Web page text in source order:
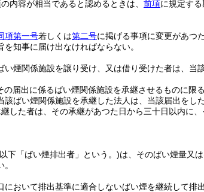
内容が相当であると認めるときは、 前項に規定す
項第一号若しくは第二号に掲げる事項に変更があつ
知事に届け出なければならない。
煙関係施設を譲り受け、又は借り受けた者は、当
の届出に係るばい煙関係施設を承継させるものに限
ばい煙関係施設を承継した法人は、当該届出をし
した者は、その承継があつた日から三十日以内に
下「ばい煙排出者」という。)は、そのばい煙量又
おいて排出基準に適合しないばい煙を継続して排